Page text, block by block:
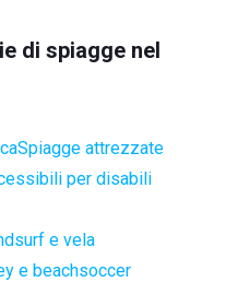
di spiagge nel
Spiagge attrezzate
per disabili
e vela
e beachsoccer